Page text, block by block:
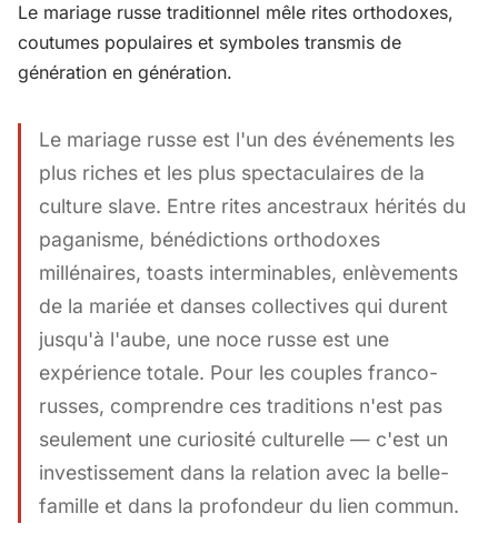
Le mariage russe traditionnel mêle rites orthodoxes,
coutumes populaires et symboles transmis de
génération en génération.
Le mariage russe est l'un des événements les
plus riches et les plus spectaculaires de la
culture slave. Entre rites ancestraux hérités du
paganisme, bénédictions orthodoxes
millénaires, toasts interminables, enlèvements
de la mariée et danses collectives qui durent
jusqu'à l'aube, une noce russe est une
expérience totale. Pour les couples franco-
russes, comprendre ces traditions n'est pas
seulement une curiosité culturelle — c'est un
investissement dans la relation avec la belle-
famille et dans la profondeur du lien commun.